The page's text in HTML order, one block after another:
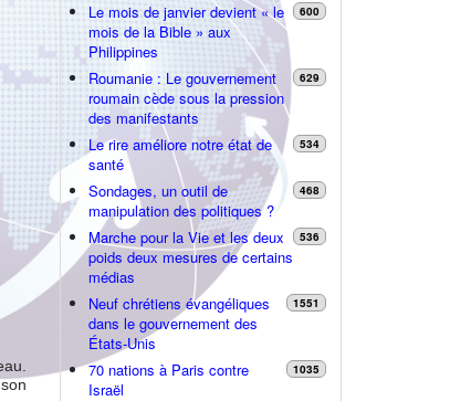
Le mois de janvier devient « le
mois de la Bible » aux
Philippines
600
Roumanie : Le gouvernement
roumain cède sous la pression
des manifestants
629
Le rire améliore notre état de
santé
534
Sondages, un outil de
manipulation des politiques ?
468
Marche pour la Vie et les deux
poids deux mesures de certains
médias
536
Neuf chrétiens évangéliques
dans le gouvernement des
États-Unis
1551
70 nations à Paris contre
Israël
1035